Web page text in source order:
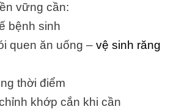
vững cần:
bệnh sinh
quen ăn uống – vệ sinh răng
thời điểm
khớp cắn khi cần